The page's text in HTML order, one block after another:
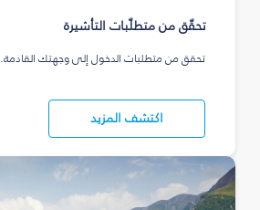
تحقّق من متطلّبات التأشيرة
تحقق من متطلبات الدخول إلى وجهتك القادمة.
اكتشف المزيد